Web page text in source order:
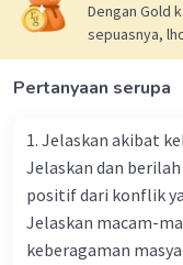
Nanda R
Jawaban
Ada
dalam
selama
Kejatuhan
menyerbu
Dengan Gold
sepuasnya,
Pertanyaan serupa
1. Jelaskan akibat
Jelaskan dan
positif dari konflik
Jelaskan macam-
keberagaman